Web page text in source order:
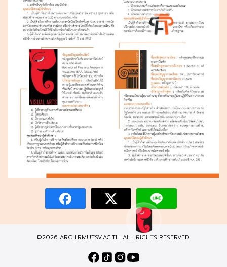
©2026 ARCH.RMUTSV.AC.TH. ALL RIGHTS RESERVED.